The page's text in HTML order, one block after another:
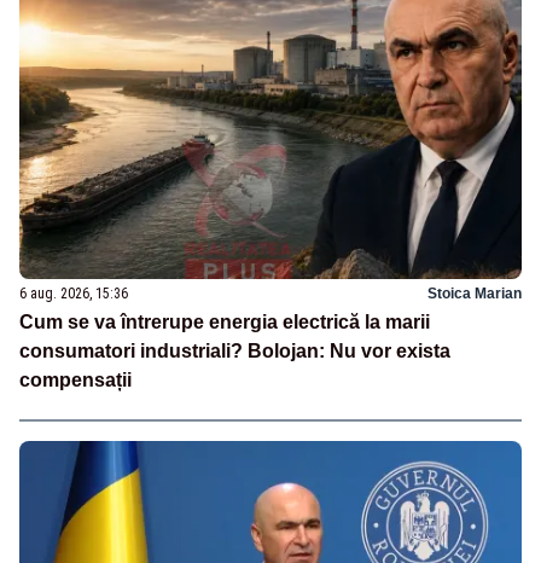
6 aug. 2026, 15:36 Stoica Marian
Cum se va întrerupe energia electrică la marii
consumatori industriali? Bolojan: Nu vor exista
compensații